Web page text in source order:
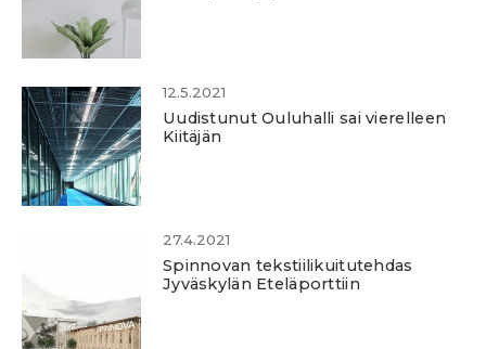
12.5.2021
Uudistunut Ouluhalli sai vierelleen
Kiitäjän
27.4.2021
Spinnovan tekstiilikuitutehdas
Jyväskylän Eteläporttiin